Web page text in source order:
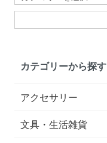
カテゴリーから探す
アクセサリー
文具・生活雑貨